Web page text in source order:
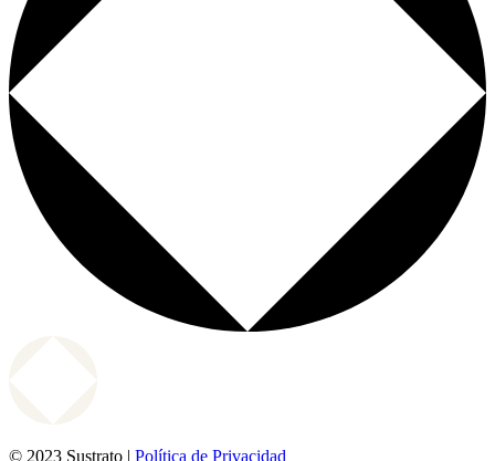
© 2023 Sustrato | Política de Privacidad